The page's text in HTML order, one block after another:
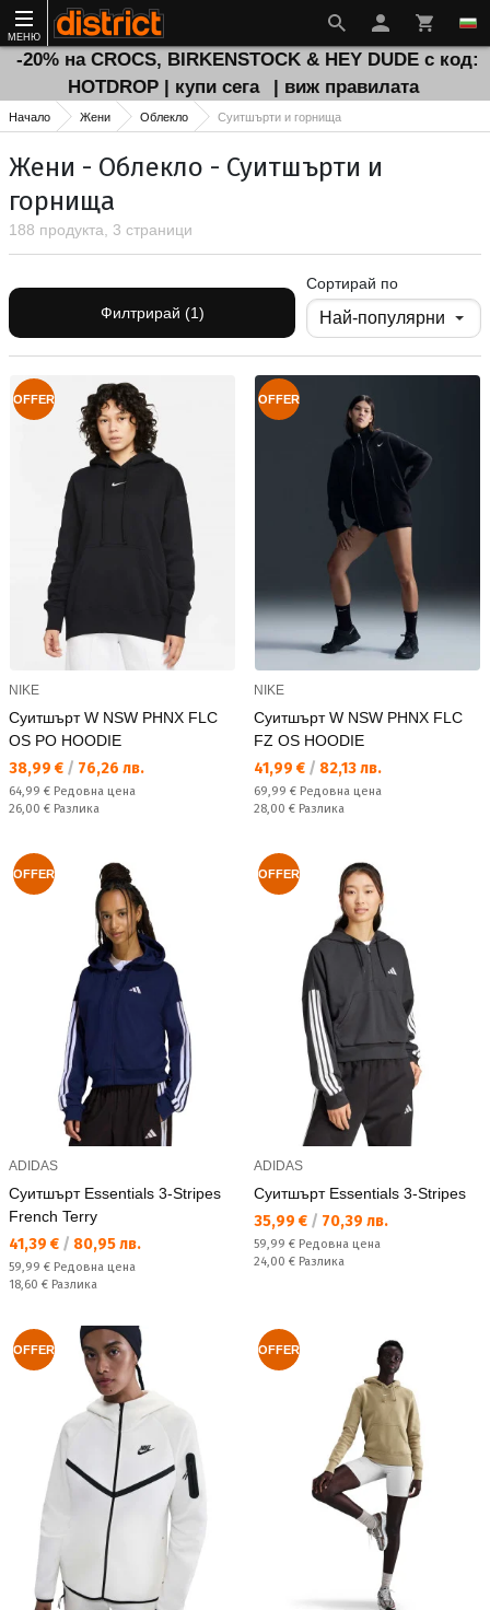
МЕНЮ
-20% на CROCS, BIRKENSTOCK & HEY DUDE с код:
HOTDROP | купи сега
| виж правилата
Начало Жени Облекло Суитшърти и горнища
Жени - Облекло - Суитшърти и
горнища
188 продукта, 3 страници
Филтрирай (1)
Сортирай по
OFFER
NIKE
Суитшърт W NSW PHNX FLC
OS PO HOODIE
Текуща цена:
38,99 € / 76,26 лв.
Редовна цена:
64,99 € Редовна цена
Спестявате:
26,00 € Разлика
OFFER
NIKE
Суитшърт W NSW PHNX FLC
FZ OS HOODIE
Текуща цена:
41,99 € / 82,13 лв.
Редовна цена:
69,99 € Редовна цена
Спестявате:
28,00 € Разлика
OFFER
ADIDAS
Суитшърт Essentials 3-Stripes
French Terry
Текуща цена:
41,39 € / 80,95 лв.
Редовна цена:
59,99 € Редовна цена
Спестявате:
18,60 € Разлика
OFFER
ADIDAS
Суитшърт Essentials 3-Stripes
Текуща цена:
35,99 € / 70,39 лв.
Редовна цена:
59,99 € Редовна цена
Спестявате:
24,00 € Разлика
OFFER OFFER